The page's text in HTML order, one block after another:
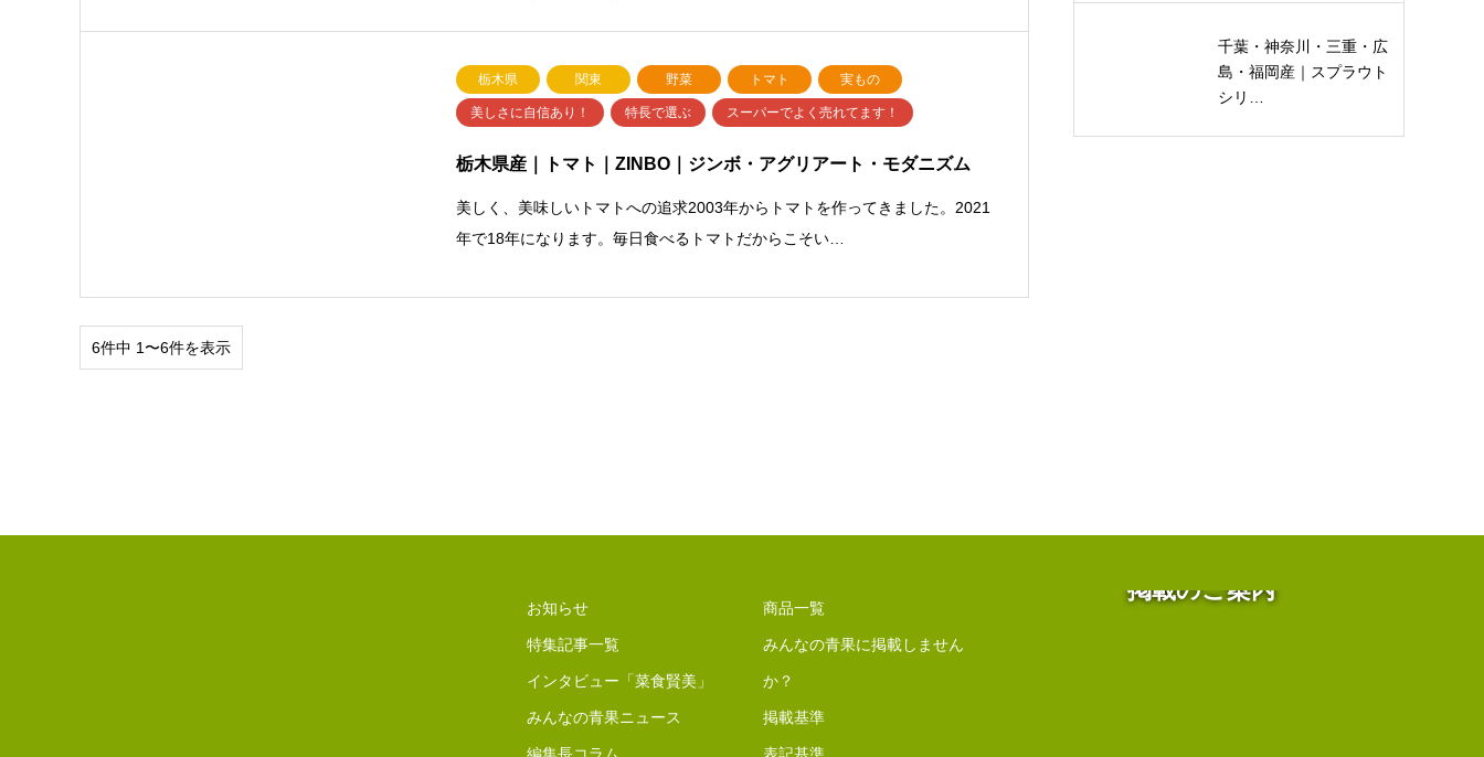
栃木県 関東 野菜 トマト 実もの
美しさに自信あり！ 特長で選ぶ スーパーでよく売れてます！
栃木県産｜トマト｜ZINBO｜ジンボ・アグリアート・モダニズム
美しく、美味しいトマトへの追求2003年からトマトを作ってきました。2021
年で18年になります。毎日食べるトマトだからこそい…
6件中 1〜6件を表示
千葉・神奈川・三重・広
島・福岡産｜スプラウト
シリ…
お知らせ
特集記事一覧
インタビュー「菜食賢美」
みんなの青果ニュース
商品一覧
みんなの青果に掲載しません
か？
掲載基準
掲載のご案内